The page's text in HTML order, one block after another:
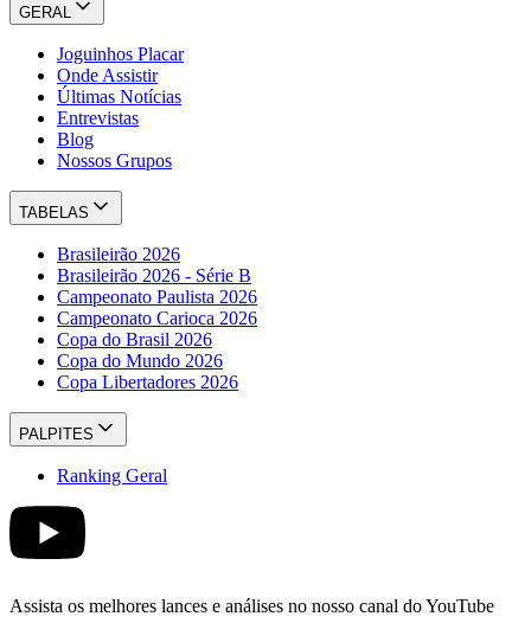
GERAL
Joguinhos Placar
Onde Assistir
Últimas Notícias
Entrevistas
Blog
Nossos Grupos
TABELAS
Brasileirão 2026
Brasileirão 2026 - Série B
Campeonato Paulista 2026
Campeonato Carioca 2026
Copa do Brasil 2026
Copa do Mundo 2026
Copa Libertadores 2026
PALPITES
Ranking Geral
Assista os melhores lances e análises no nosso canal do YouTube